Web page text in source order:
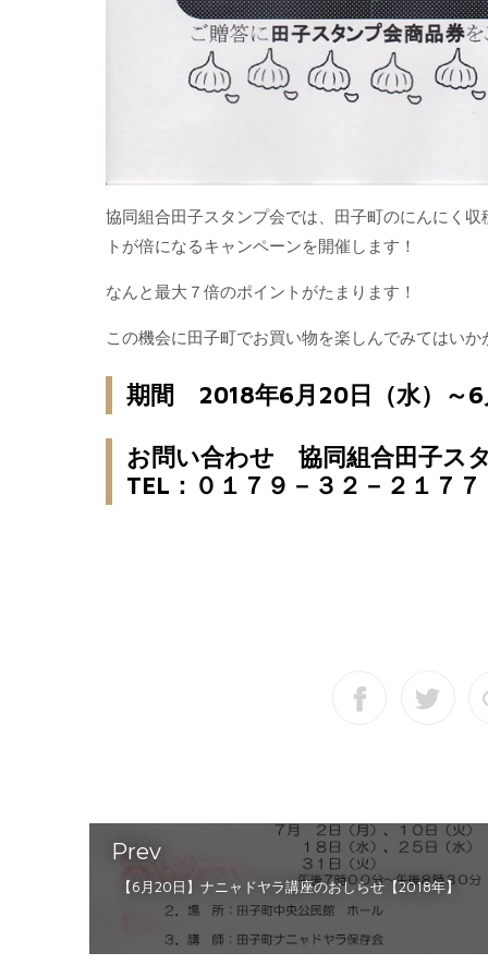
協同組合田子スタンプ会では、田子町のにんにく
トが倍になるキャンペーンを開催します！
なんと最大７倍のポイントがたまります！
この機会に田子町でお買い物を楽しんでみてはいか
期間 2018年6月20日（水）～6
お問い合わせ 協同組合田子ス
TEL：０１７９－３２－２１７７
Prev
【6月20日】ナニャドヤラ講座のおしらせ【2018年】